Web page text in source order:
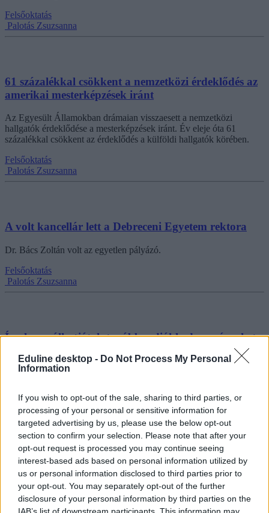
Eduline desktop - Do Not Process My Personal
Information
If you wish to opt-out of the sale, sharing to third parties, or
processing of your personal or sensitive information for
targeted advertising by us, please use the below opt-out
section to confirm your selection. Please note that after your
opt-out request is processed you may continue seeing
interest-based ads based on personal information utilized by
us or personal information disclosed to third parties prior to
your opt-out. You may separately opt-out of the further
disclosure of your personal information by third parties on the
IAB’s list of downstream participants. This information may
Felsőoktatás
Palotás Zsuzsanna
61 százalékkal csökkent a nemzetközi érdeklődés az
amerikai mesterképzések iránt
Az Egyesült Államokban drámaian visszaesett a nemzetközi
hallgatók érdeklődése a mesterképzések iránt. Év eleje óta 61
százalékkal csökkent az érdeklődés a külföldi hallgatók körében.
Felsőoktatás
Palotás Zsuzsanna
A volt kancellár lett a Debreceni Egyetem rektora
Dr. Bács Zoltán volt az egyetlen pályázó.
Felsőoktatás
Palotás Zsuzsanna
Így használhatjátok tovább a diákkedvezményeket,
ha nem érkezik meg időben az új igazolványotok
Ezt kell tennetek, ha nem érkezik meg időben az új plasztikkártya.
Felsőoktatás
Gál Luca
A külföldi egyetem nem csak az elit kiváltsága
Hogyan lehet egy átlagos középiskolából eljutni a világ vezető
egyetemeire - ösztöndíjakkal, kitartással és tudatossággal.